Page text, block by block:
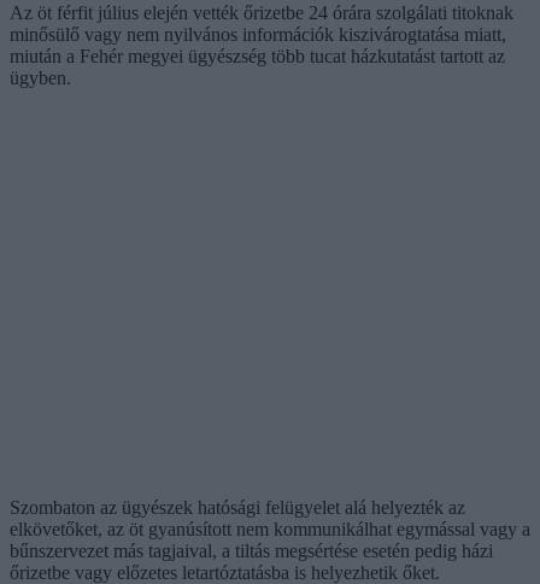
Az öt férfit július elején vették őrizetbe 24 órára szolgálati titoknak
minősülő vagy nem nyilvános információk kiszivárogtatása miatt,
miután a Fehér megyei ügyészség több tucat házkutatást tartott az
ügyben.
Szombaton az ügyészek hatósági felügyelet alá helyezték az
elkövetőket, az öt gyanúsított nem kommunikálhat egymással vagy a
bűnszervezet más tagjaival, a tiltás megsértése esetén pedig házi
őrizetbe vagy előzetes letartóztatásba is helyezhetik őket.